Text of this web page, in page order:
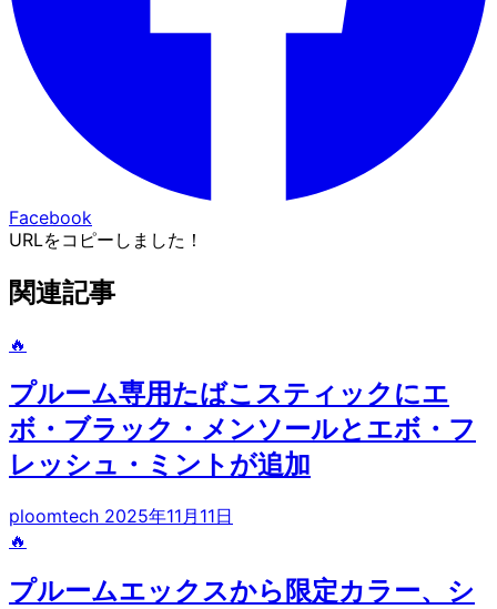
Facebook
URLをコピーしました！
関連記事
🔥
プルーム専用たばこスティックにエ
ボ・ブラック・メンソールとエボ・フ
レッシュ・ミントが追加
ploomtech 2025年11月11日
🔥
プルームエックスから限定カラー、シ